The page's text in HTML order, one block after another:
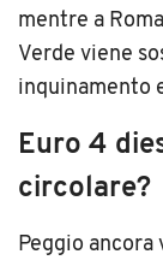
mentre a
Verde viene
inquinamento
Euro 4
circolare?
Peggio ancora